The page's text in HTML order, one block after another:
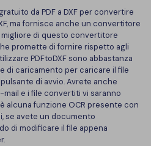
da PDF a DXF per convertire
ma fornisce anche un convertitore
migliore di questo convertitore
promette di fornire rispetto agli
PDFtoDXF sono abbastanza
di caricamento per caricare il file
di avvio. Avrete anche
e i file convertiti vi saranno
alcuna funzione OCR presente con
se avete un documento
di modificare il file appena